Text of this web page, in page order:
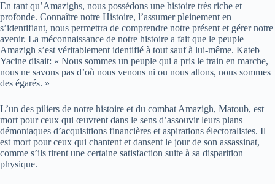
En tant qu’Amazighs, nous possédons une histoire très riche et
profonde. Connaître notre Histoire, l’assumer pleinement en
s’identifiant, nous permettra de comprendre notre présent et gérer notre
avenir. La méconnaissance de notre histoire a fait que le peuple
Amazigh s’est véritablement identifié à tout sauf à lui-même. Kateb
Yacine disait: « Nous sommes un peuple qui a pris le train en marche,
nous ne savons pas d’où nous venons ni ou nous allons, nous sommes
des égarés. »
L’un des piliers de notre histoire et du combat Amazigh, Matoub, est
mort pour ceux qui œuvrent dans le sens d’assouvir leurs plans
démoniaques d’acquisitions financières et aspirations électoralistes. Il
est mort pour ceux qui chantent et dansent le jour de son assassinat,
comme s’ils tirent une certaine satisfaction suite à sa disparition
physique.